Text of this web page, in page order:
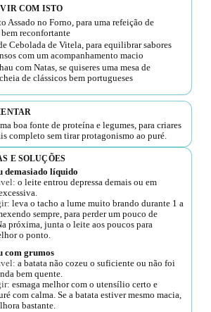
COM ISTO
Assado no Forno, para uma refeição de
reconfortante
Cebolada de Vitela, para equilibrar sabores
com um acompanhamento macio
com Natas, se quiseres uma mesa de
de clássicos bem portugueses
boa fonte de proteína e legumes, para criares
completo sem tirar protagonismo ao puré.
E SOLUÇÕES
demasiado líquido
o leite entrou depressa demais ou em
leva o tacho a lume muito brando durante 1 a
sempre, para perder um pouco de
próxima, junta o leite aos poucos para
o ponto.
com grumos
a batata não cozeu o suficiente ou não foi
bem quente.
esmaga melhor com o utensílio certo e
com calma. Se a batata estiver mesmo macia,
bastante.